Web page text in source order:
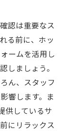
認は重要なス
る前に、ホッ
ームを活用し
しましょう。
ん、スタッフ
響します。ま
供しているサ
にリラックス